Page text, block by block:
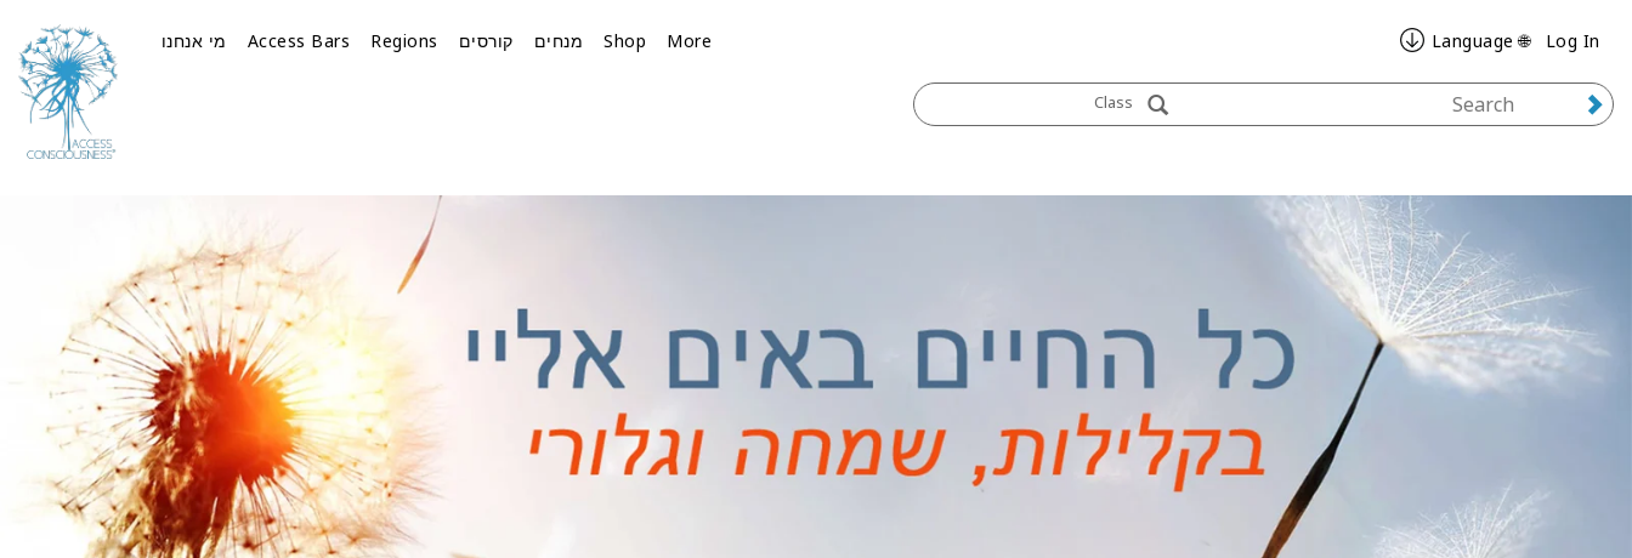
מי אנחנו Access Bars Regions קורסים מנחים Shop More Log In
🌐 Language
Class